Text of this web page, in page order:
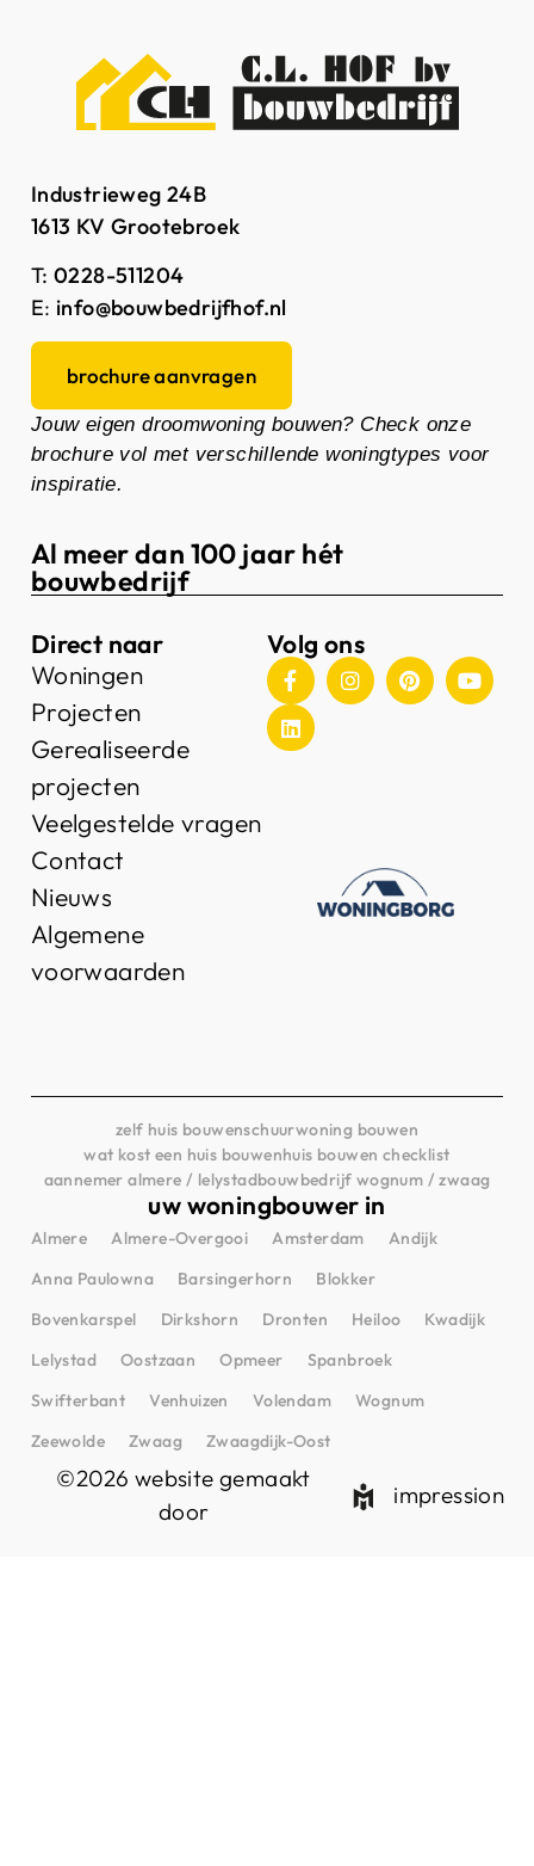
Industrieweg 24B
1613 KV Grootebroek
T: 0228-511204
E: info@bouwbedrijfhof.nl
brochure aanvragen
Jouw eigen droomwoning bouwen? Check onze
brochure vol met verschillende woningtypes voor
inspiratie.
Al meer dan 100 jaar hét
bouwbedrijf
Direct naar
Woningen
Projecten
Gerealiseerde
projecten
Veelgestelde vragen
Contact
Nieuws
Algemene
voorwaarden
Volg ons
zelf huis bouwenschuurwoning bouwen
wat kost een huis bouwenhuis bouwen checklist
aannemer almere / lelystadbouwbedrijf wognum / zwaag
uw woningbouwer in
Almere Almere-Overgooi Amsterdam
Andijk
Anna Paulowna
Barsingerhorn
Blokker
Bovenkarspel
Dirkshorn Dronten Heiloo
Kwadijk
Lelystad
Oostzaan Opmeer
Spanbroek
Swifterbant
Venhuizen Volendam
Wognum
Zeewolde
Zwaag Zwaagdijk-Oost
©2026 website gemaakt
door
impression